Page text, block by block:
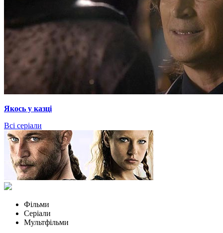
Якось у казці
Всі серіали
Фільми
Серіали
Мультфільми